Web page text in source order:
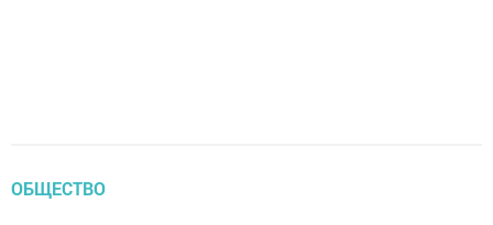
ОБЩЕСТВО